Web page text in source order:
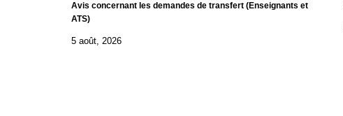
Avis concernant les demandes de transfert (Enseignants et
ATS)
5 août, 2026